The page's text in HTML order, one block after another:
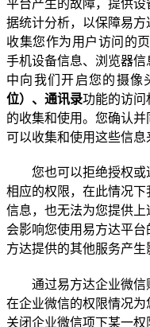
平台产生的故障，提供
据统计分析，以保障易
收集您作为用户访问的
手机设备信息、浏览器信
中向我们开启您的摄像
位） 、 通讯录功能的访问
的收集和使用。 您确认并
可以收集和使用这些信
您也可以拒绝授权或
相应的权限，在此情况
信息，也无法为您提供
会影响您使用易方达平
方达提供的其他服务产生
通过易方达企业微
在企业微信的权限情况
关闭企业微信项下某一